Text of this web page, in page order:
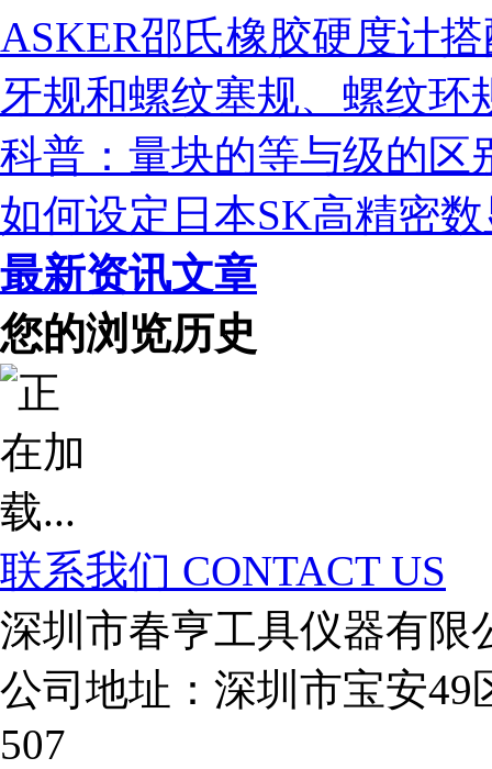
ASKER邵氏橡胶硬度计
牙规和螺纹塞规、螺纹环
科普：量块的等与级的区
如何设定日本SK高精密
最新资讯文章
您的浏览历史
联系我们 CONTACT US
深圳市春亨工具仪器有限
公司地址：深圳市宝安
507